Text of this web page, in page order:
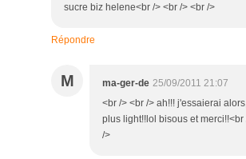
sucre biz helene<br /> <br /> <br />
Répondre
M ma-ger-de 25/09/2011 21:07
<br /> <br /> ah!!! j'essaierai
plus light!!lol bisous et merci!!<br
/>